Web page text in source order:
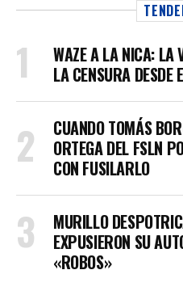
WAZE A LA NICA: LA
LA CENSURA DESDE
CUANDO TOMÁS
ORTEGA DEL FSLN
CON FUSILARLO
MURILLO
EXPUSIERON SU
«ROBOS»